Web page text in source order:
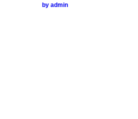
by admin